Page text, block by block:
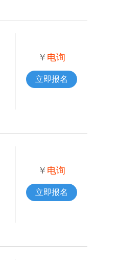
￥ 电询
立即报名
￥ 电询
立即报名